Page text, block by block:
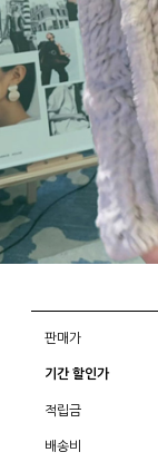
판매가
기간 할인가
적립금
배송비